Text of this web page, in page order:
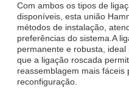
Com ambos os tipos de
disponíveis, esta união
métodos de instalação,
preferências do sistema.A
permanente e robusta,
que a ligação roscada
reassemblagem mais
reconfiguração.